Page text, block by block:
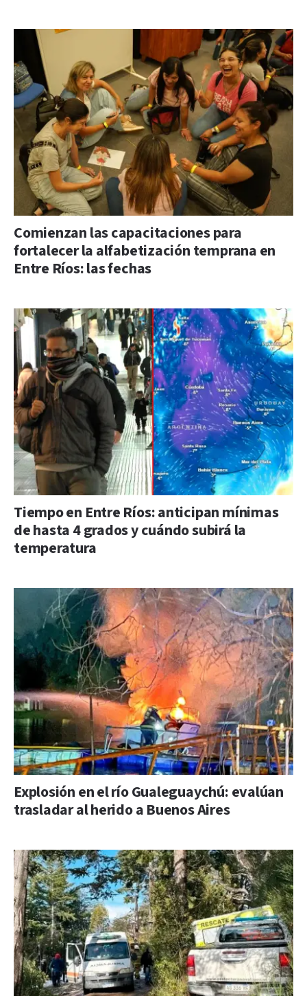
Comienzan las capacitaciones para
fortalecer la alfabetización temprana en
Entre Ríos: las fechas
Tiempo en Entre Ríos: anticipan mínimas
de hasta 4 grados y cuándo subirá la
temperatura
Explosión en el río Gualeguaychú: evalúan
trasladar al herido a Buenos Aires